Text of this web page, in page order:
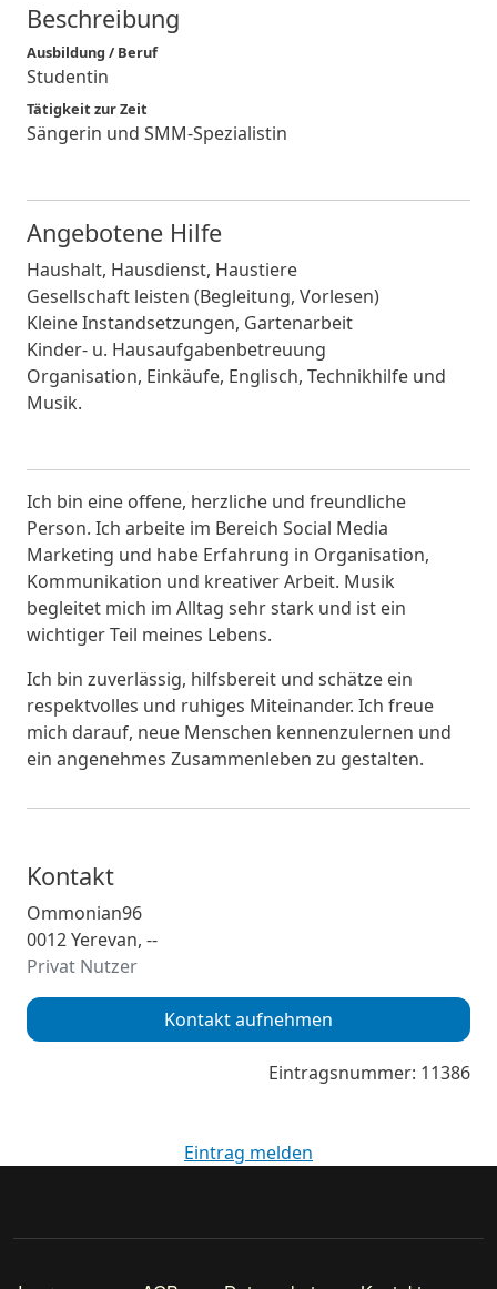
Beschreibung
Ausbildung / Beruf
Studentin
Tätigkeit zur Zeit
Sängerin und SMM-Spezialistin
Angebotene Hilfe
Haushalt, Hausdienst, Haustiere
Gesellschaft leisten (Begleitung, Vorlesen)
Kleine Instandsetzungen, Gartenarbeit
Kinder- u. Hausaufgabenbetreuung
Organisation, Einkäufe, Englisch, Technikhilfe und
Musik.
Ich bin eine offene, herzliche und freundliche
Person. Ich arbeite im Bereich Social Media
Marketing und habe Erfahrung in Organisation,
Kommunikation und kreativer Arbeit. Musik
begleitet mich im Alltag sehr stark und ist ein
wichtiger Teil meines Lebens.
Ich bin zuverlässig, hilfsbereit und schätze ein
respektvolles und ruhiges Miteinander. Ich freue
mich darauf, neue Menschen kennenzulernen und
ein angenehmes Zusammenleben zu gestalten.
Kontakt
Ommonian96
0012 Yerevan, --
Privat Nutzer
Kontakt aufnehmen
Eintragsnummer: 11386
Eintrag melden